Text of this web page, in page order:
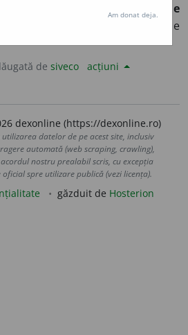
~ de
la fabricarea unor materiale
de siveco acțiuni
dexonline (https://dexonline.ro)
datelor de pe acest site, inclusiv
automată (web scraping, crawling),
nostru prealabil scris, cu excepția
spre utilizare publică (vezi licența).
găzduit de Hosterion
Am donat deja.